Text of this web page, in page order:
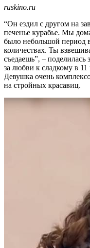
ruskino.ru
“Он ездил с другом на
печенье курабье. Мы
было небольшой период
количествах. Ты
съедаешь”, – поделилась
за любви к сладкому в 11
Девушка очень
на стройных красавиц.